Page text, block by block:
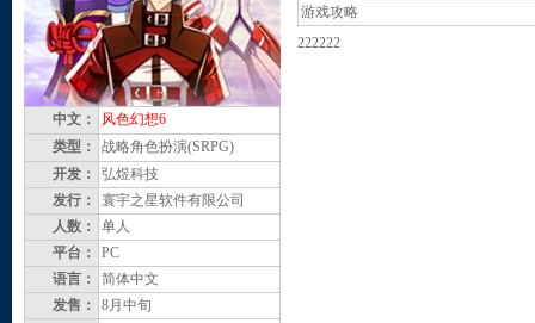
中文：
风色幻想6
类型：
战略角色扮演(SRPG)
开发：
弘煜科技
发行：
寰宇之星软件有限公司
人数：
单人
平台：
PC
语言：
简体中文
发售：
8月中旬
游戏攻略
222222